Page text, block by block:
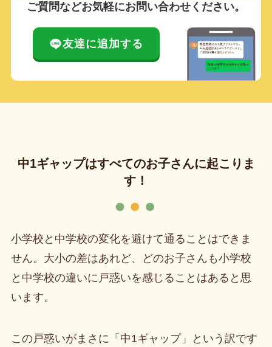
ご質問などお気軽にお問い合わせください。
友達に追加する
中1ギャップはすべてのお子さんに起こりま
す！
小学校と中学校の変化を避けて通ることはできま
せん。大小の差はあれど、どのお子さんも小学校
と中学校の違いに戸惑いを感じることはあると思
います。
この戸惑いがまさに「中1ギャップ」という訳です